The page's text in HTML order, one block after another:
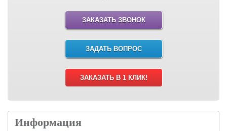
ЗАКАЗАТЬ ЗВОНОК
ЗАДАТЬ ВОПРОС
ЗАКАЗАТЬ В 1 КЛИК!
Информация